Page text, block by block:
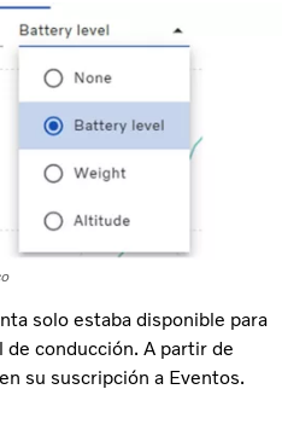
solo estaba disponible para
conducción. A partir de
su suscripción a Eventos.